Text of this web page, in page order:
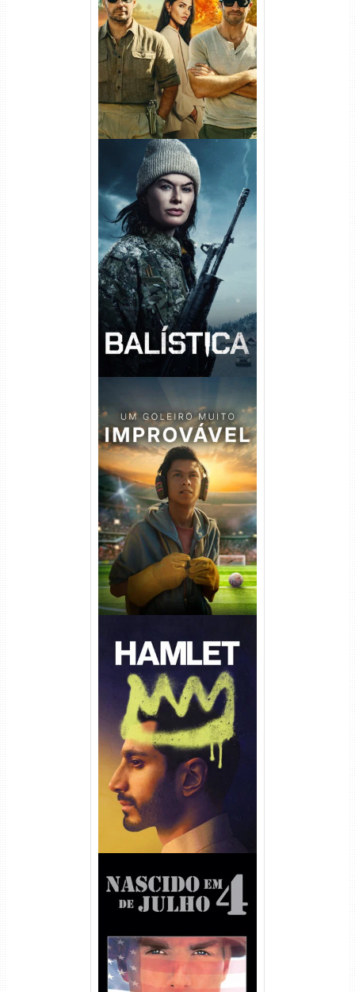
Na Zona Cinzenta Torrent
(2026) WEB-DL 1080p/4K
Dual Áudio
Balística Torrent (2025) WEB-
DL 1080p Dual Áudio
Um Goleiro Muito Improvável
Torrent (2026) WEB-DL 1080p
Dual Áudio
Hamlet Torrent (2026) WEB-
DL 1080p Dual Áudio
Nascido em 4 de Julho
Torrent (1989) WEB-DL 1080p
Dual Áudio